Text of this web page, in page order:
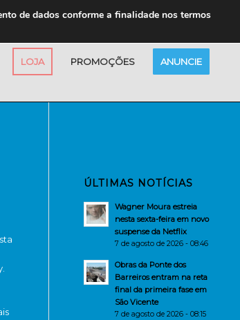
LOJA PROMOÇÕES ANUNCIE
ÚLTIMAS NOTÍCIAS
Wagner Moura estreia
nesta sexta-feira em novo
suspense da Netflix
7 de agosto de 2026 - 08:46
Obras da Ponte dos
Barreiros entram na reta
final da primeira fase em
São Vicente
7 de agosto de 2026 - 08:15
de dados conforme a finalidade nos termos